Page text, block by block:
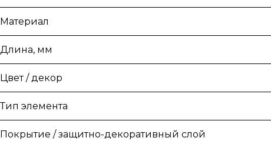
Материал
Длина, мм
Цвет / декор
Тип элемента
Покрытие / защитно-декоративный слой